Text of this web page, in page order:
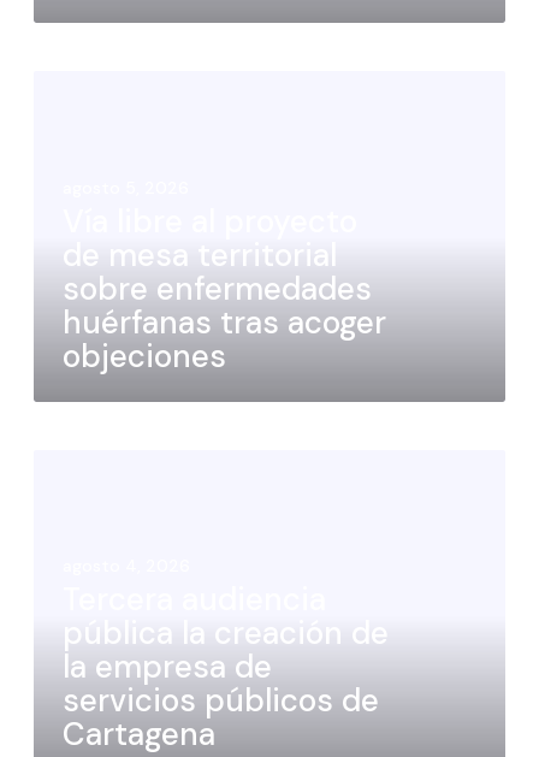
de mesa territorial
sobre enfermedades
huérfanas tras acoger
objeciones
pública la creación de
la empresa de
servicios públicos de
Cartagena